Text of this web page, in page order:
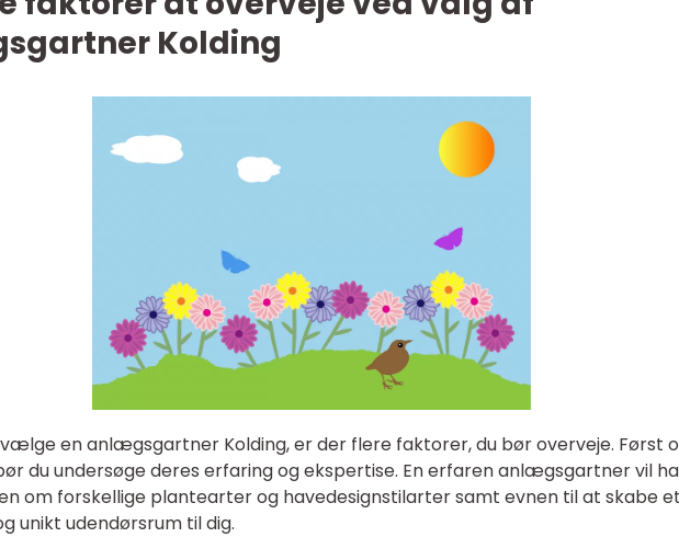
Kolding
vælge en anlægsgartner Kolding, er der flere faktorer, du bør overveje. Først
du undersøge deres erfaring og ekspertise. En erfaren anlægsgartner vil
om forskellige plantearter og havedesignstilarter samt evnen til at skabe et
unikt udendørsrum til dig.